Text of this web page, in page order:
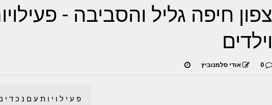
צפון חיפה גליל והסביבה -
וילדים
אודי סלמנוביץ